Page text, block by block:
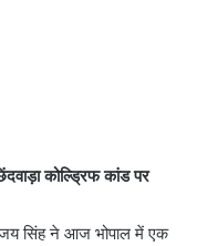
कोल्ड्रिफ कांड पर
सिंह ने आज भोपाल में एक